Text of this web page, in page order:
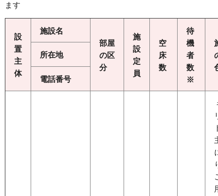
ます
設
置
主
体
施設名
部屋
の区
分
施
設
定
員
空
床
数
待
機
者
数
※
所在地
電話番号